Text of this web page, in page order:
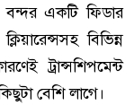
বন্দর একটি ফিডার
বিভিন্ন
ট্রান্সশিপমেন্ট
বেশি লাগে।